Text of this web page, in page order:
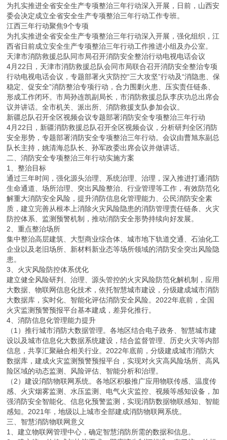
为扎实推进全省安全生产专项整治三年行动深入开展，日前，山西安
委会决定成立全省安全生产专项整治三年行动工作专班。
江西三年行动聚焦9个专项
为扎实推进全省安全生产专项整治三年行动深入开展，强化组织，江
西省日前成立安全生产专项整治三年行动工作推进小组及办公室。
天津市消防救援总队同市局召开消防安全整治行动电视电话会议
4月22日，天津市消防救援总队会同市局联合召开消防安全整治专项
行动电视电话会议，专题部署火灾防控“三大攻坚”行动及“消隐患、保
稳定、促安全”消防整治专项行动，合力围剿火患、压实责任链条、
形成工作闭环。市局孙连凯副局长，市消防救援总队李庆功总出席会
议并讲话。全市机关、派出所、消防救援支队参加会议。
新疆总队召开全区视频会议专题部署消防安全专项整治三年行动
4月22日，新疆消防救援总队召开全区视频会议，分析研判全区消防
安全形势，专题部署消防安全专项整治三年行动。会议由曹旭东副总
队长主持，姚清海总队长、孙军政委出席会议并做讲话。
二、消防安全专项整治三年行动实施方案
1、整治目标
通过三年时间，强化源头治理、系统治理、治理，深入推进打通消防
生命通道、场所治理、突出风险整治、行业管理等工作，有效防范化
解重大消防安全风险，提升消防信息化管理能力、公民消防安全素
质，建立完善从根本上消除火灾风险隐患的消防管理责任链条、火灾
防控体系、监测预警机制，推动消防安全形势持续向好发展。
2、重点整治场所
集中整治高层建筑、大型商业综合体、城市地下轨道交通、石油化工
企业以及老旧场所、新材料新业态等场所领域的消防安全突出风险隐
患。
3、火灾风险防控体系优化
建立健全风险研判、治理、源头管控的火灾风险防范化解机制，应用
大数据、物联网信息化技术，依托智慧城市建设，分级建成城市消防
大数据库，实时化、智能化评估消防安全风险。2022年底前，全国
火灾监测预警预报平台基本建成，差异化推行。
4、消防信息化管理能力提升
（1）推行城市消防大数据管理。各地区结合电子政务、智慧城市建
设以及城市信息化大数据系统建设，结合监督管理、历史火灾等内部
信息，共享汇聚融合相关行业。2022年底前，分级建成城市消防大
数据库，建成火灾监测预警预报平台，实现对火灾高风险场所、高风
险区域的动态监测、风险评估、智能分析和治理。
（2）建设消防物联网系统。各地区积极推广应用物联传感、温度传
感、火灾烟雾监测、水压监测、电气火灾监控、视频等感知设备，加
强消防安全智能化、信息化预警监测，实现消防数据物联感知、智能
感知。2021年，地级以上城市全部建成消防物联网系统。
三、智慧消防物联网意义
1、建立物联网管理中心，确定智慧消防所需的数据和信息。